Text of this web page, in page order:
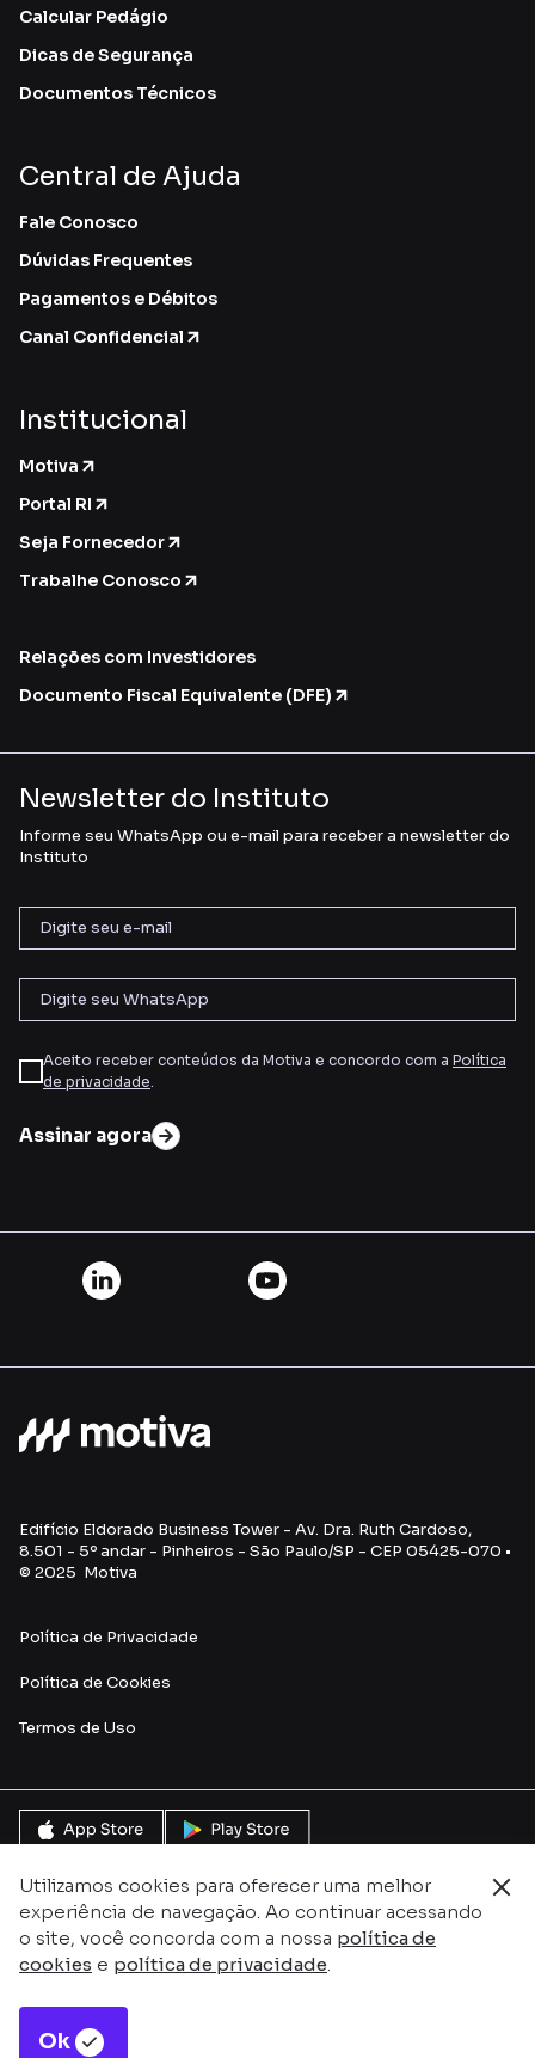
Utilizamos cookies para oferecer uma melhor
experiência de navegação. Ao continuar acessando
o site, você concorda com a nossa política de
cookies e política de privacidade.
Ok
Calcular Pedágio
Dicas de Segurança
Documentos Técnicos
Central de Ajuda
Fale Conosco
Dúvidas Frequentes
Pagamentos e Débitos
Canal Confidencial
Institucional
Motiva
Portal RI
Seja Fornecedor
Trabalhe Conosco
Relações com Investidores
Documento Fiscal Equivalente (DFE)
Newsletter do Instituto
Informe seu WhatsApp ou e-mail para receber a newsletter do
Instituto
Aceito receber conteúdos da Motiva e concordo com a Política
de privacidade.
Assinar agora
Edifício Eldorado Business Tower - Av. Dra. Ruth Cardoso,
8.501 - 5º andar - Pinheiros - São Paulo/SP - CEP 05425-070 •
© 2025 Motiva
Política de Privacidade
Política de Cookies
Termos de Uso
Este site é protegido pelo reCAPTCHA e pela